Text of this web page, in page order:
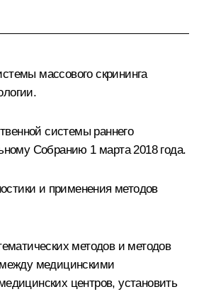
массового скрининга
системы раннего
Собранию 1 марта 2018 года.
и применения методов
методов и методов
между медицинскими
центров, установить